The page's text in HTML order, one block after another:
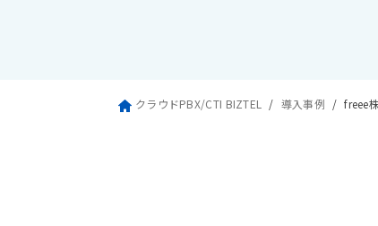
クラウドPBX/CTI BIZTEL 導入事例 freee